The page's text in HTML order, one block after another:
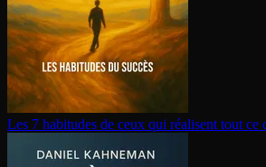
Les 7 habitudes de ceux qui réalisent tout ce